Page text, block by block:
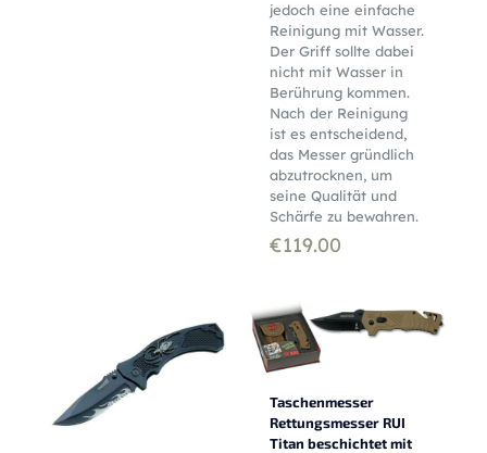
jedoch eine einfache
Reinigung mit Wasser.
Der Griff sollte dabei
nicht mit Wasser in
Berührung kommen.
Nach der Reinigung
ist es entscheidend,
das Messer gründlich
abzutrocknen, um
seine Qualität und
Schärfe zu bewahren.
€119.00
Taschenmesser
Rettungsmesser RUI
Titan beschichtet mit